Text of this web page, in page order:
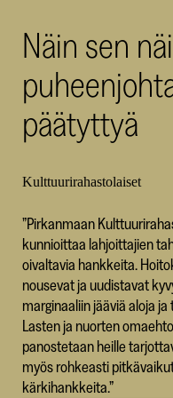
Näin sen
päätyttyä
Kulttuurirahastolaiset
”Pirkanmaan
kunnioittaa lahjoittajien
oivaltavia hankkeita.
nousevat ja uudistavat
marginaaliin jääviä aloja
Lasten ja nuorten
panostetaan heille
myös rohkeasti
kärkihankkeita.”